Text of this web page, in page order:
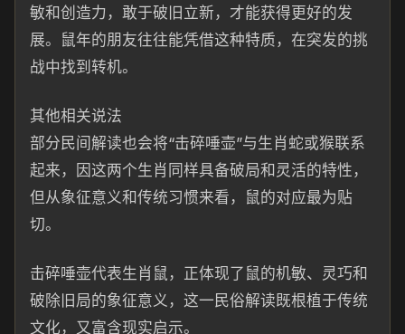
敏和创造力，敢于破旧立新，才能获得更好的发
展。鼠年的朋友往往能凭借这种特质，在突发的挑
战中找到转机。
其他相关说法
部分民间解读也会将“击碎唾壶”与生肖蛇或猴联系
起来，因这两个生肖同样具备破局和灵活的特性，
但从象征意义和传统习惯来看，鼠的对应最为贴
切。
击碎唾壶代表生肖鼠，正体现了鼠的机敏、灵巧和
破除旧局的象征意义，这一民俗解读既根植于传统
文化，又富含现实启示。